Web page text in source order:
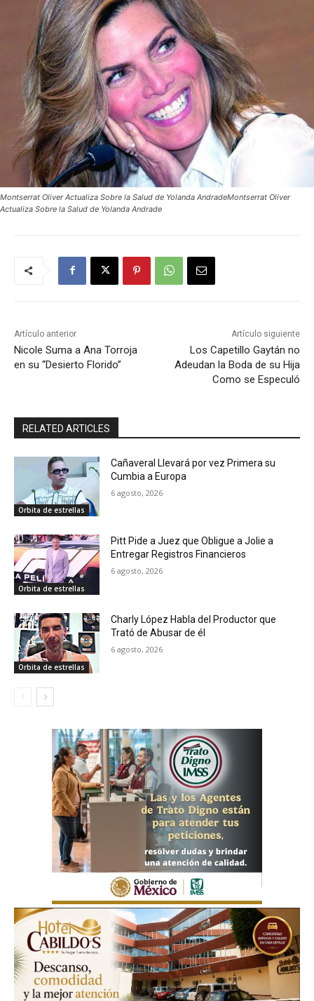
Montserrat Oliver Actualiza Sobre la Salud de Yolanda AndradeMontserrat Oliver
Actualiza Sobre la Salud de Yolanda Andrade
Artículo anterior
Nicole Suma a Ana Torroja
en su “Desierto Florido”
Artículo siguiente
Los Capetillo Gaytán no
Adeudan la Boda de su Hija
Como se Especuló
RELATED ARTICLES
Orbita de estrellas
Cañaveral Llevará por vez Primera su
Cumbia a Europa
6 agosto, 2026
Orbita de estrellas
Pitt Pide a Juez que Obligue a Jolie a
Entregar Registros Financieros
6 agosto, 2026
Orbita de estrellas
Charly López Habla del Productor que
Trató de Abusar de él
6 agosto, 2026